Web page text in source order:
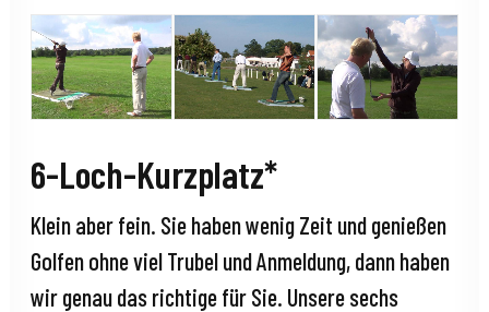
6-Loch-Kurzplatz*
Klein aber fein. Sie haben wenig Zeit und genießen
Golfen ohne viel Trubel und Anmeldung, dann haben
wir genau das richtige für Sie. Unsere sechs